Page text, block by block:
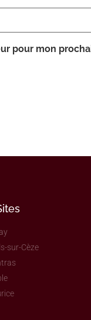
pour mon
sur-Cèze